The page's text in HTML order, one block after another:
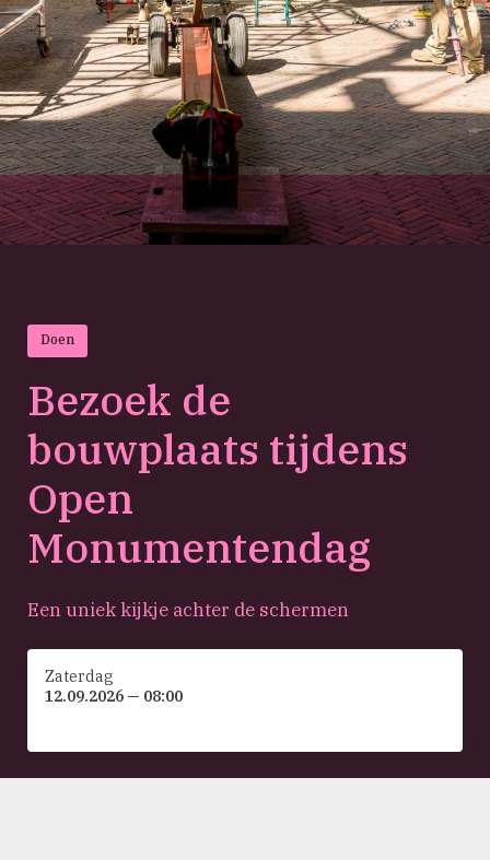
Bezoek de
bouwplaats tijdens
Open
Monumentendag
Een uniek kijkje achter de schermen
Doen
Zaterdag
12.09.2026 — 08:00